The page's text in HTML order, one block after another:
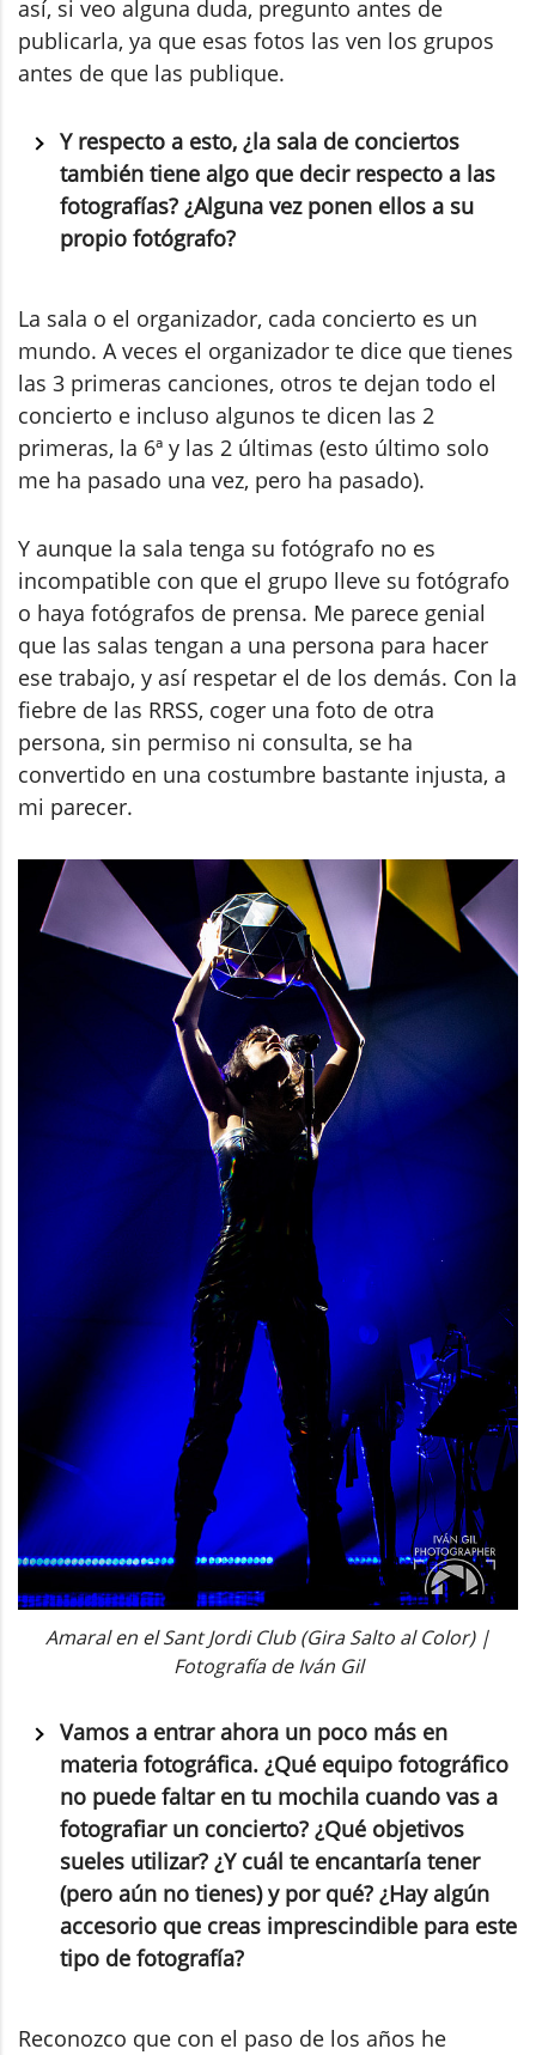
así, si veo alguna duda, pregunto antes de
publicarla, ya que esas fotos las ven los grupos
antes de que las publique.
Y respecto a esto, ¿la sala de conciertos
también tiene algo que decir respecto a las
fotografías? ¿Alguna vez ponen ellos a su
propio fotógrafo?
La sala o el organizador, cada concierto es un
mundo. A veces el organizador te dice que tienes
las 3 primeras canciones, otros te dejan todo el
concierto e incluso algunos te dicen las 2
primeras, la 6ª y las 2 últimas (esto último solo
me ha pasado una vez, pero ha pasado).
Y aunque la sala tenga su fotógrafo no es
incompatible con que el grupo lleve su fotógrafo
o haya fotógrafos de prensa. Me parece genial
que las salas tengan a una persona para hacer
ese trabajo, y así respetar el de los demás. Con la
fiebre de las RRSS, coger una foto de otra
persona, sin permiso ni consulta, se ha
convertido en una costumbre bastante injusta, a
mi parecer.
Amaral en el Sant Jordi Club (Gira Salto al Color) |
Fotografía de Iván Gil
Vamos a entrar ahora un poco más en
materia fotográfica. ¿Qué equipo fotográfico
no puede faltar en tu mochila cuando vas a
fotografiar un concierto? ¿Qué objetivos
sueles utilizar? ¿Y cuál te encantaría tener
(pero aún no tienes) y por qué? ¿Hay algún
accesorio que creas imprescindible para este
tipo de fotografía?
Reconozco que con el paso de los años he